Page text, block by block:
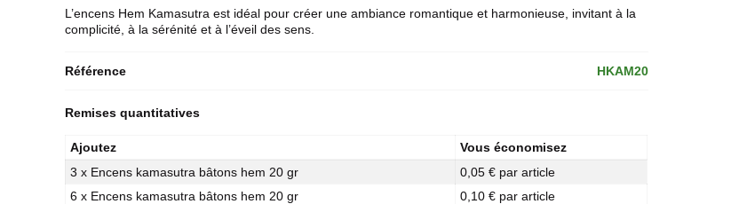
L’encens Hem Kamasutra est idéal pour créer une ambiance romantique et harmonieuse, invitant à la
complicité, à la sérénité et à l’éveil des sens.
Référence HKAM20
Remises quantitatives
Ajoutez
Vous économisez
3 x Encens kamasutra bâtons hem 20 gr
0,05 € par article
6 x Encens kamasutra bâtons hem 20 gr
0,10 € par article